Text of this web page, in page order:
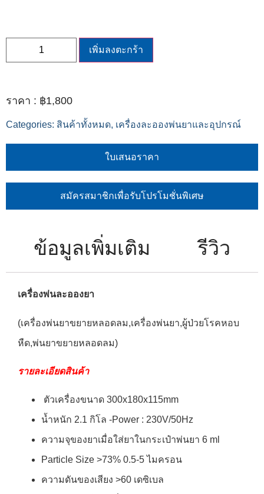
เพิ่มลงตะกร้า
฿1,800
Categories: สินค้าทั้งหมด, เครื่องละอองพ่นยาและอุปกรณ์
ใบเสนอราคา
สมัครสมาชิกเพื่อรับโปรโมชั่นพิเศษ
ข้อมูลเพิ่มเติม รีวิว
เครื่องพ่นละอองยา
(เครื่องพ่นยาขยายหลอดลม,เครื่องพ่นยา,ผู้ป่วยโรคหอบ
หืด,พ่นยาขยายหลอดลม)
รายละเอียดสินค้า
ตัวเครื่องขนาด 300x180x115mm
น้ำหนัก 2.1 กิโล -Power : 230V/50Hz
ความจุของยาเมื่อใส่ยาในกระเป๋าพ่นยา 6 ml
Particle Size >73% 0.5-5 ไมครอน
ความดันของเสียง >60 เดซิเบล